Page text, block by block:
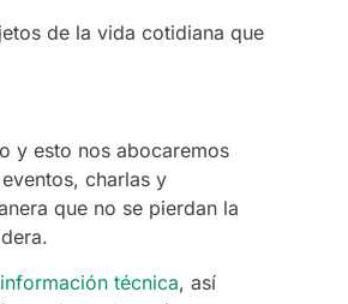
de la vida cotidiana que
y esto nos abocaremos
charlas y
que no se pierdan la
información técnica, así